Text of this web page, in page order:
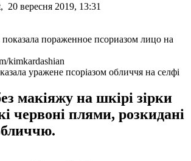
20 вересня 2019, 13:31
kimkardashian
уражене псоріазом обличчя на селфі
макіяжу на шкірі зірки
червоні плями, розкидані